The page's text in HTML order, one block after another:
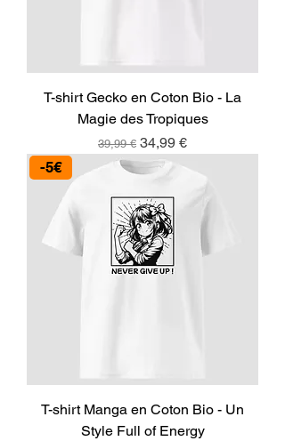
T-shirt Gecko en Coton Bio - La
Magie des Tropiques
Prix original
39,99 € Prix promotionnel
34,99 €
-5€
T-shirt Manga en Coton Bio - Un
Style Full of Energy